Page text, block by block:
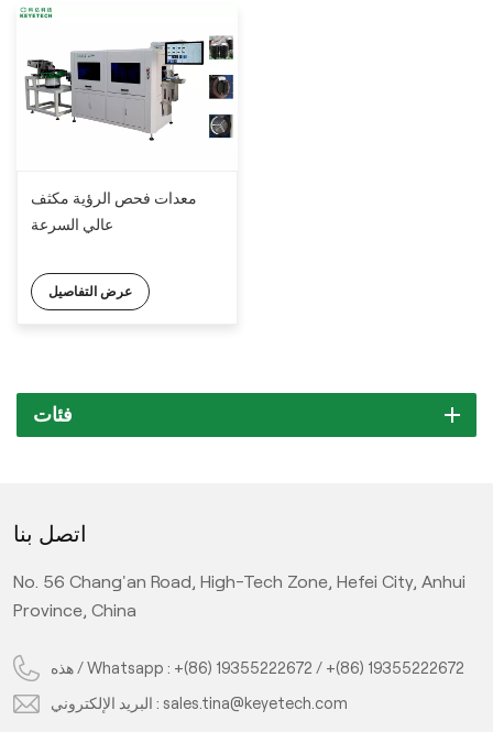
معدات فحص الرؤية مكثف
عالي السرعة
عرض التفاصيل
فئات
اتصل بنا
No. 56 Chang'an Road, High-Tech Zone, Hefei City, Anhui
Province, China
هذه / Whatsapp : +(86) 19355222672 / +(86) 19355222672
البريد الإلكتروني :sales.tina@keyetech.com